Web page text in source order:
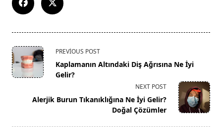
<span
class="nav-
subtitle
reader-
PREVIOUS POST
Kaplamanın Altındaki Diş Ağrısına Ne İyi
Gelir?
NEXT POST
Alerjik Burun Tıkanıklığına Ne İyi Gelir?
Doğal Çözümler